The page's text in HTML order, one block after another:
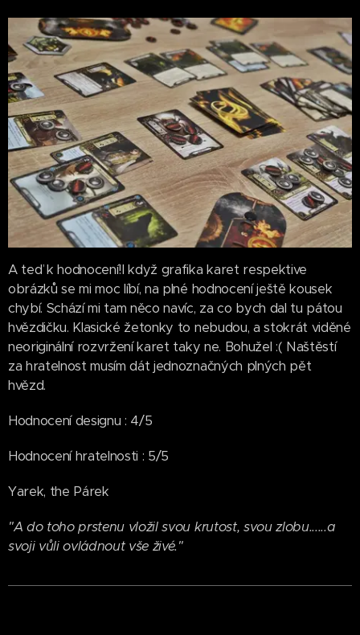
A teď k hodnocení!I když grafika karet respektive
obrázků se mi moc líbí, na plné hodnocení ještě kousek
chybí. Schází mi tam něco navíc, za co bych dal tu pátou
hvězdičku. Klasické žetonky to nebudou, a stokrát viděné
neoriginální rozvržení karet taky ne. Bohužel :( Naštěstí
za hratelnost musím dát jednoznačných plných pět
hvězd.
Hodnocení designu : 4/5
Hodnocení hratelnosti : 5/5
Yarek, the Párek
"A do toho prstenu vložil svou krutost, svou zlobu......a
svoji vůli ovládnout vše živé."